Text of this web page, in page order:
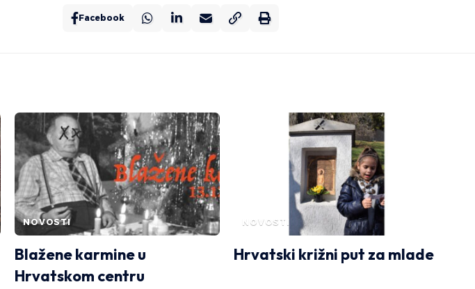
Facebook
NOVOSTI
Blažene karmine u
Hrvatskom centru
NOVOSTI
Hrvatski križni put za mlade